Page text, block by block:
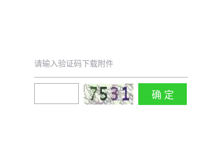
请输入验证码下载附件